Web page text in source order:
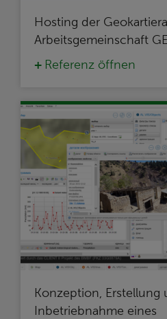
Hosting der
Arbeitsgemeinschaft
Referenz öffnen
Konzeption, Erstellung
Inbetriebnahme eines